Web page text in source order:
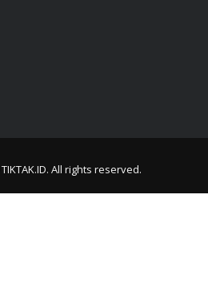
TIKTAK.ID. All rights reserved.